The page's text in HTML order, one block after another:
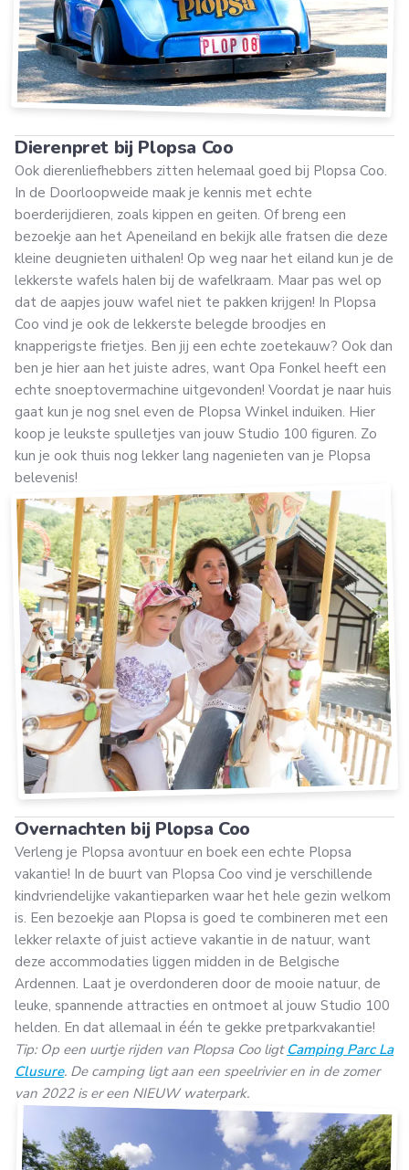
Dierenpret bij Plopsa Coo
Ook dierenliefhebbers zitten helemaal goed bij Plopsa Coo.
In de Doorloopweide maak je kennis met echte
boerderijdieren, zoals kippen en geiten. Of breng een
bezoekje aan het Apeneiland en bekijk alle fratsen die deze
kleine deugnieten uithalen! Op weg naar het eiland kun je de
lekkerste wafels halen bij de wafelkraam. Maar pas wel op
dat de aapjes jouw wafel niet te pakken krijgen! In Plopsa
Coo vind je ook de lekkerste belegde broodjes en
knapperigste frietjes. Ben jij een echte zoetekauw? Ook dan
ben je hier aan het juiste adres, want Opa Fonkel heeft een
echte snoeptovermachine uitgevonden! Voordat je naar huis
gaat kun je nog snel even de Plopsa Winkel induiken. Hier
koop je leukste spulletjes van jouw Studio 100 figuren. Zo
kun je ook thuis nog lekker lang nagenieten van je Plopsa
belevenis!
Overnachten bij Plopsa Coo
Verleng je Plopsa avontuur en boek een echte Plopsa
vakantie! In de buurt van Plopsa Coo vind je verschillende
kindvriendelijke vakantieparken waar het hele gezin welkom
is. Een bezoekje aan Plopsa is goed te combineren met een
lekker relaxte of juist actieve vakantie in de natuur, want
deze accommodaties liggen midden in de Belgische
Ardennen. Laat je overdonderen door de mooie natuur, de
leuke, spannende attracties en ontmoet al jouw Studio 100
helden. En dat allemaal in één te gekke pretparkvakantie!
Tip: Op een uurtje rijden van Plopsa Coo ligt Camping Parc La
Clusure. De camping ligt aan een speelrivier en in de zomer
van 2022 is er een NIEUW waterpark.